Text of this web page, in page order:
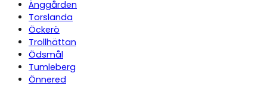
Änggården
Torslanda
Öckerö
Trollhättan
Ödsmål
Tumleberg
Önnered